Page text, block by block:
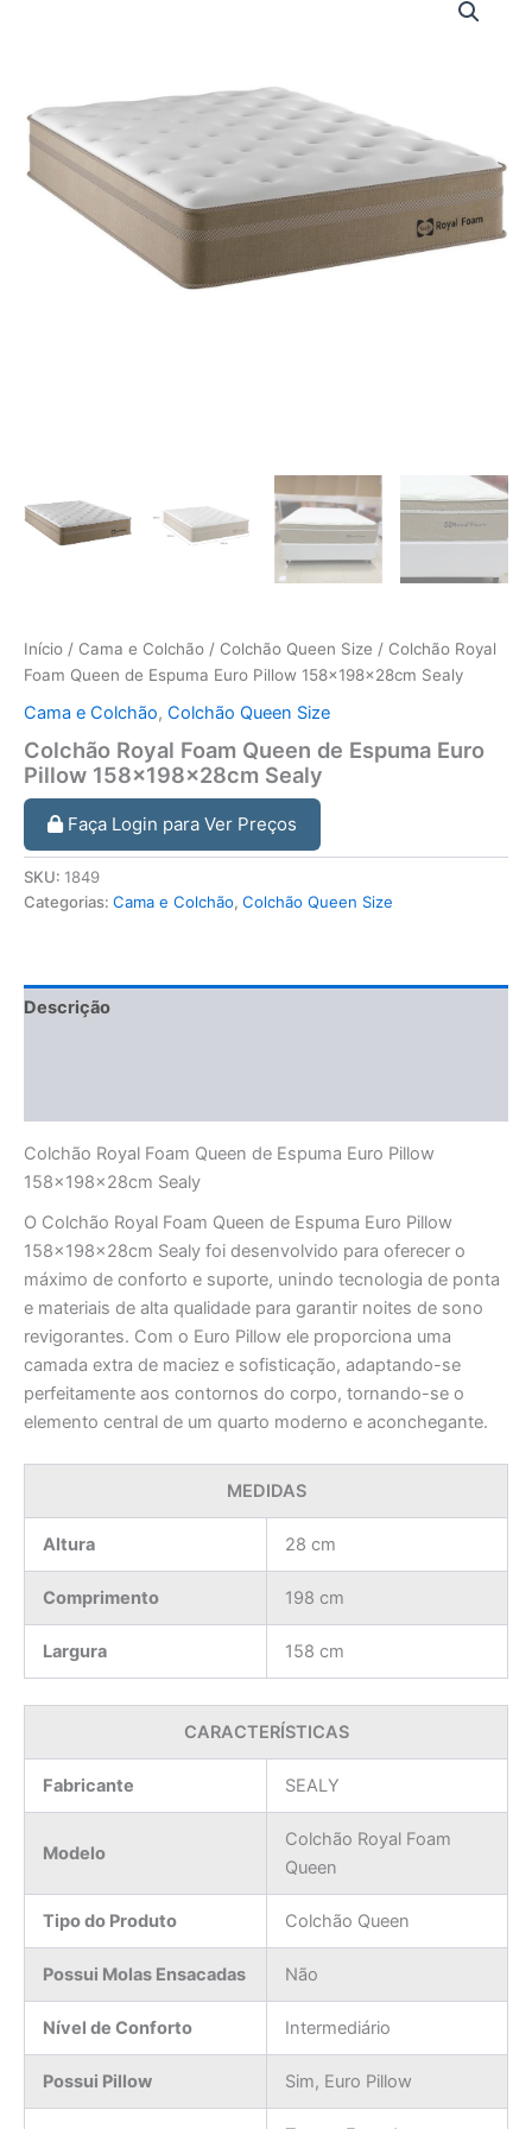
Início / Cama e Colchão / Colchão Queen Size / Colchão Royal
Foam Queen de Espuma Euro Pillow 158x198x28cm Sealy
Cama e Colchão, Colchão Queen Size
Colchão Royal Foam Queen de Espuma Euro
Pillow 158x198x28cm Sealy
Faça Login para Ver Preços
SKU: 1849
Categorias: Cama e Colchão, Colchão Queen Size
Descrição
Colchão Royal Foam Queen de Espuma Euro Pillow
158x198x28cm Sealy
O Colchão Royal Foam Queen de Espuma Euro Pillow
158x198x28cm Sealy foi desenvolvido para oferecer o
máximo de conforto e suporte, unindo tecnologia de ponta
e materiais de alta qualidade para garantir noites de sono
revigorantes. Com o Euro Pillow ele proporciona uma
camada extra de maciez e sofisticação, adaptando-se
perfeitamente aos contornos do corpo, tornando-se o
elemento central de um quarto moderno e aconchegante.
MEDIDAS
Altura 28 cm
Comprimento 198 cm
Largura 158 cm
CARACTERÍSTICAS
Fabricante SEALY
Modelo
Colchão Royal Foam
Queen
Tipo do Produto Colchão Queen
Possui Molas Ensacadas Não
Nível de Conforto Intermediário
Possui Pillow Sim, Euro Pillow